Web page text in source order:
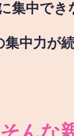
集中で
集中力が